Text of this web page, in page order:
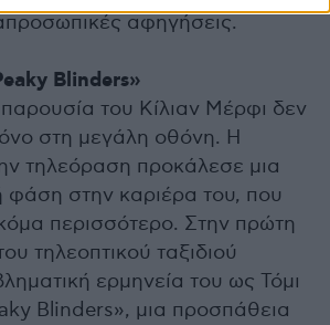
αφηγήσεις.
Blinders»
του Κίλιαν Μέρφι δεν
στη μεγάλη οθόνη. Η
τηλεόραση προκάλεσε μια
φάση στην καριέρα του, που
περισσότερο. Στην πρώτη
τηλεοπτικού ταξιδιού
ερμηνεία του ως Τόμι
Blinders», μια προσπάθεια